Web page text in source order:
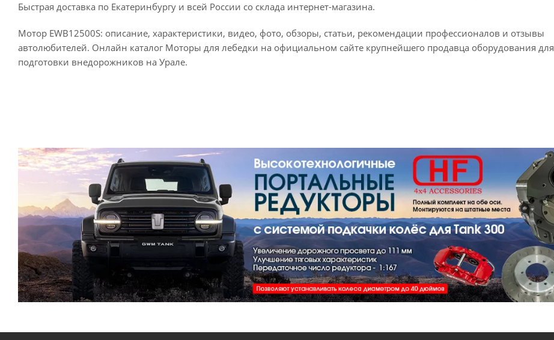
Быстрая доставка по Екатеринбургу и всей России со склада интернет-магазина.
Мотор EWB12500S: описание, характеристики, видео, фото, обзоры, статьи, рекомендации профессионалов и отзывы
автолюбителей. Онлайн каталог Моторы для лебедки на официальном сайте крупнейшего продавца оборудования для
подготовки внедорожников на Урале.